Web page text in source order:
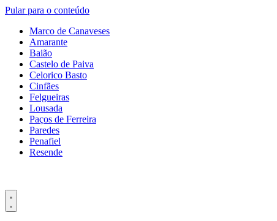
Pular para o conteúdo
Marco de Canaveses
Amarante
Baião
Castelo de Paiva
Celorico Basto
Cinfães
Felgueiras
Lousada
Paços de Ferreira
Paredes
Penafiel
Resende